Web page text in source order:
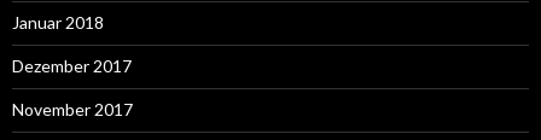
Januar 2018
Dezember 2017
November 2017